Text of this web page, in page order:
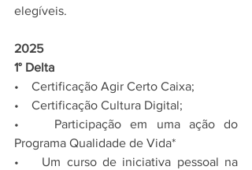
elegíveis.
2025
1° Delta
•    Certificação Agir Certo Caixa;
•    Certificação Cultura Digital;
•    Participação em uma ação do
Programa Qualidade de Vida*
•    Um curso de iniciativa pessoal na